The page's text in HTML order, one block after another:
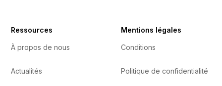
Ressources
À propos de nous
Actualités
Mentions légales
Conditions
Politique de confidentialité